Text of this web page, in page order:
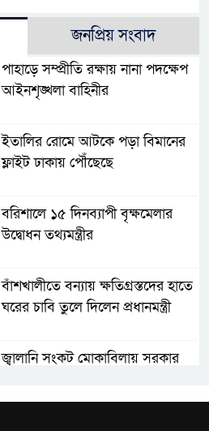
জনপ্রিয় সংবাদ
পাহাড়ে সম্প্রীতি রক্ষায় নানা পদক্ষেপ
আইনশৃঙ্খলা বাহিনীর
ইতালির রোমে আটকে পড়া বিমানের
ফ্লাইট ঢাকায় পৌঁছেছে
বরিশালে ১৫ দিনব্যাপী বৃক্ষমেলার
উদ্বোধন তথ্যমন্ত্রীর
বাঁশখালীতে বন্যায় ক্ষতিগ্রস্তদের হাতে
ঘরের চাবি তুলে দিলেন প্রধানমন্ত্রী
জ্বালানি সংকট মোকাবিলায় সরকার